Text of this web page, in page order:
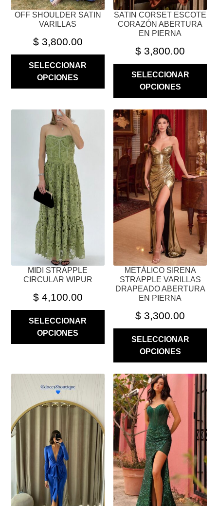
OFF SHOULDER SATIN
VARILLAS
$3,800.00
SELECCIONAR
OPCIONES
PÁGINA
DE
SATIN CORSET ESCOTE
CORAZÓN ABERTURA
EN PIERNA
$ 3,800.00
SELECCIONAR
OPCIONES
PÁGINA
DE
PRODUCTO
MIDI STRAPPLE
CIRCULAR WIPUR
$4,100.00
SELECCIONAR
OPCIONES
PRODUCTO
MÚLTIPLES
VARIANTES.
OPCIONES
PUEDEN
ELEGIR
METÁLICO SIRENA
STRAPPLE VARILLAS
DRAPEADO ABERTURA
EN PIERNA
$ 3,300.00
SELECCIONAR
OPCIONES
ESTE
PRODUCTO
TIENE
MÚLTIPLES
VARIANTES.
LAS
OPCIONES
SE
PUEDEN
ELEGIR
PÁGINA
PRODUCTO
PRODUCTO
TIENE
MÚLTIPLES
VARIANTES.
LAS
OPCIONES
SE
PUEDEN
ELEGIR
EN
ESTE
PRODUCTO
TIENE
MÚLTIPLES
VARIANTES.
LAS
OPCIONES
SE
PUEDEN
ELEGIR
EN